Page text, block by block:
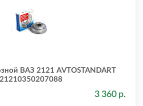
ВАЗ 2121 AVTOSTANDART
21210350207088
3 360 р.